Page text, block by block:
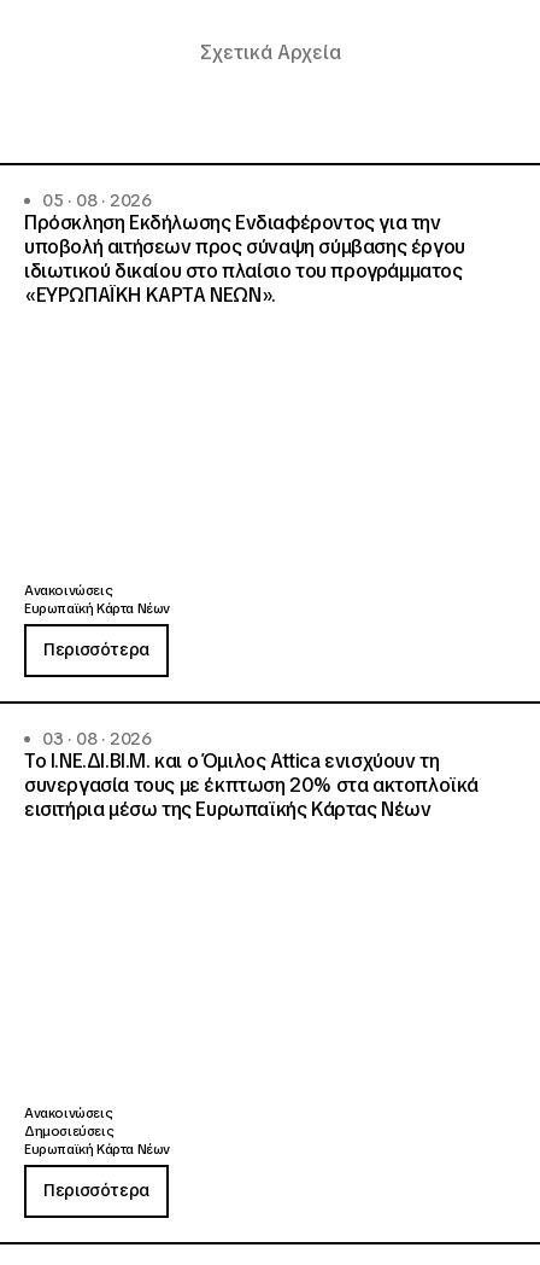
Σχετικά Αρχεία
05 · 08 · 2026
Πρόσκληση Εκδήλωσης Ενδιαφέροντος για την
υποβολή αιτήσεων προς σύναψη σύμβασης έργου
ιδιωτικού δικαίου στο πλαίσιο του προγράμματος
«ΕΥΡΩΠΑΪΚΗ ΚΑΡΤΑ ΝΕΩΝ».
Ανακοινώσεις
Ευρωπαϊκή Κάρτα Νέων
Περισσότερα
03 · 08 · 2026
Το Ι.ΝΕ.ΔΙ.ΒΙ.Μ. και o Όμιλος Attica ενισχύουν τη
συνεργασία τους με έκπτωση 20% στα ακτοπλοϊκά
εισιτήρια μέσω της Ευρωπαϊκής Κάρτας Νέων
Ανακοινώσεις
Δημοσιεύσεις
Ευρωπαϊκή Κάρτα Νέων
Περισσότερα